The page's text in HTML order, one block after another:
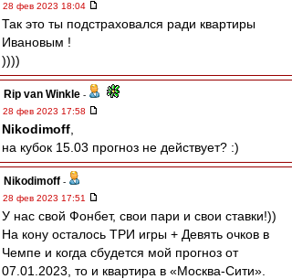
28 фев 2023 18:04
Так это ты подстраховался ради квартиры
Ивановым !
))))
Rip van Winkle -
28 фев 2023 17:58
Nikodimoff
на кубок 15.03 прогноз не действует? :)
Nikodimoff -
28 фев 2023 17:51
У нас свой Фонбет, свои пари и свои ставки!))
На кону осталось ТРИ игры + Девять очков в
Чемпе и когда сбудется мой прогноз от
07.01.2023, то и квартира в «Москва-Сити».